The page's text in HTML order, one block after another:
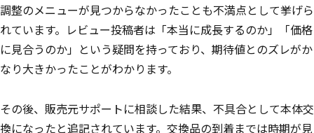
調整のメニューが見つからなかったことも不満点として挙げら
れています。レビュー投稿者は「本当に成長するのか」「価格
に見合うのか」という疑問を持っており、期待値とのズレがか
なり大きかったことがわかります。
その後、販売元サポートに相談した結果、不具合として本体交
換になったと追記されています。交換品の到着までは時期が見